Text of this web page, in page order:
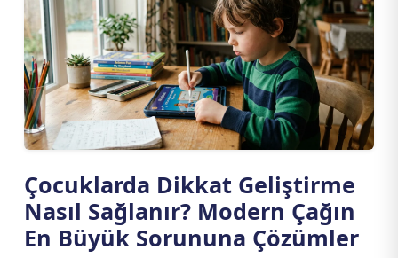
Çocuklarda Dikkat Geliştirme
Nasıl Sağlanır? Modern Çağın
En Büyük Sorununa Çözümler